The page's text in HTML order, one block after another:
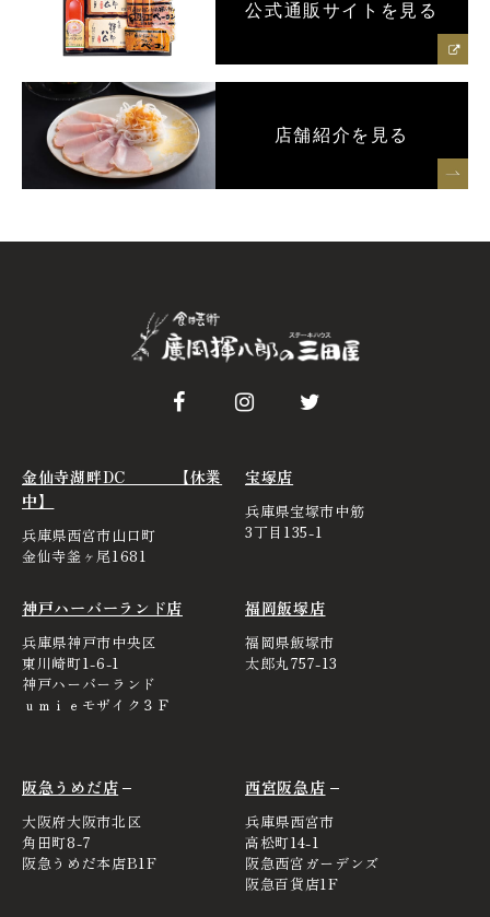
公式通販サイトを見る
店舗紹介を見る
金仙寺湖畔DC 【休業
中】
兵庫県西宮市山口町
金仙寺釜ヶ尾1681
宝塚店
兵庫県宝塚市中筋
3丁目135-1
神戸ハーバーランド店
兵庫県神戸市中央区
東川崎町1-6-1
神戸ハーバーランド
ｕｍｉｅモザイク３Ｆ
福岡飯塚店
福岡県飯塚市
太郎丸757-13
阪急うめだ店
大阪府大阪市北区
角田町8-7
阪急うめだ本店B1F
西宮阪急店
兵庫県西宮市
高松町14-1
阪急西宮ガーデンズ
阪急百貨店1F